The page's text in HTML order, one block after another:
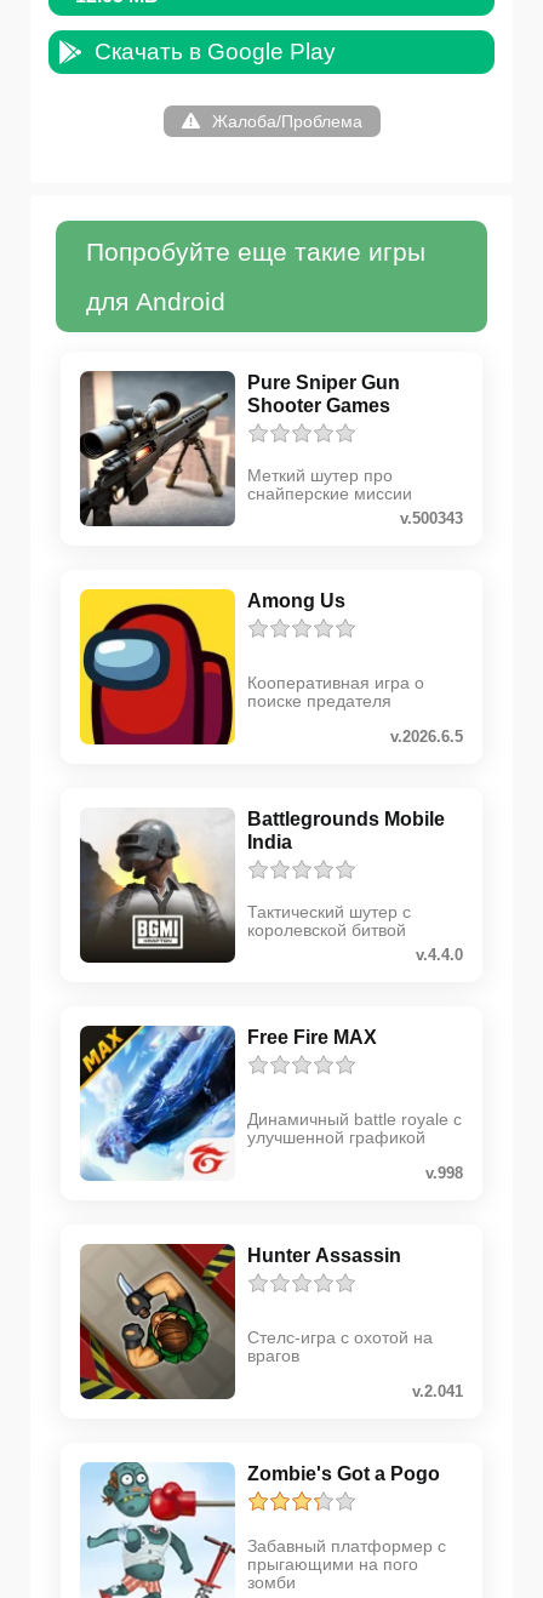
Скачать в Google Play
Жалоба/Проблема
Попробуйте еще такие игры
для Android
Pure Sniper Gun
Shooter Games
Меткий шутер про
снайперские миссии
v.500343
Among Us
Кооперативная игра о
поиске предателя
v.2026.6.5
Battlegrounds Mobile
India
Тактический шутер с
королевской битвой
v.4.4.0
Free Fire MAX
Динамичный battle royale с
улучшенной графикой
v.998
Hunter Assassin
Стелс-игра с охотой на
врагов
v.2.041
Zombie's Got a Pogo
Забавный платформер с
прыгающими на пого
зомби